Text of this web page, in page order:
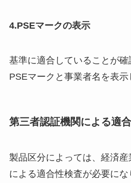
4.PSEマークの表示
基準に適合していることが
PSEマークと事業者名を表示
第三者認証機関による適
製品区分によっては、経済
による適合性検査が必要に